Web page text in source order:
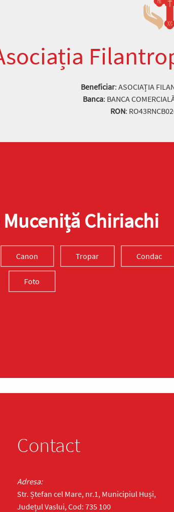
Beneficiar: ASOCIAȚIA
Banca: BANCA
RON:
Chiriachi
Canon Tropar Condac
Foto
Contact
Adresa:
Str. Ștefan cel Mare, nr.1, Municipiul Huși,
Județul Vaslui, Cod: 735 100